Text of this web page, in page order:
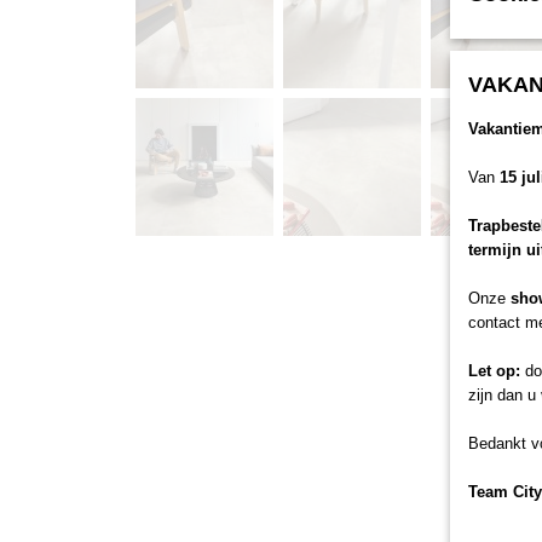
Van 15
termijn
Onze
contact
Let op:
zijn dan u
Bedankt
Team